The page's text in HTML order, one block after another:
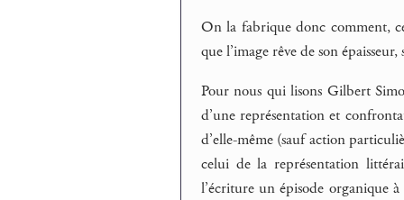
On la fabrique donc comment,
que l’image rêve de son
Pour nous qui lisons Gilbert
d’une représentation et
d’elle-même (sauf action
celui de la représentation
l’écriture un épisode organique